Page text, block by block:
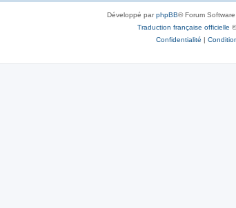
Développé parphpBB® Forum
Traduction française officielle
Confidentialité |